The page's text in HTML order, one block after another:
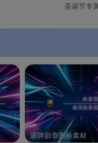
圣诞节专
盾牌勋章图标素材